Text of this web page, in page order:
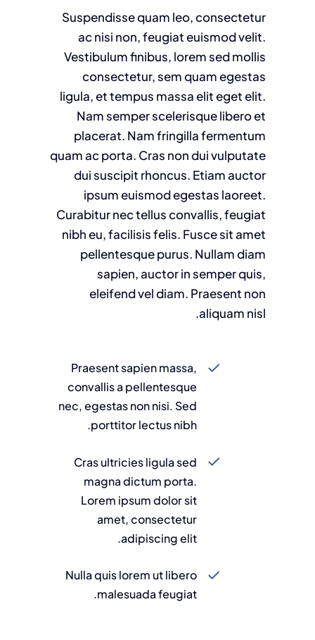
Suspendisse quam leo, consectetur
ac nisi non, feugiat euismod velit.
Vestibulum finibus, lorem sed mollis
consectetur, sem quam egestas
ligula, et tempus massa elit eget elit.
Nam semper scelerisque libero et
placerat. Nam fringilla fermentum
quam ac porta. Cras non dui vulputate
dui suscipit rhoncus. Etiam auctor
ipsum euismod egestas laoreet.
Curabitur nec tellus convallis, feugiat
nibh eu, facilisis felis. Fusce sit amet
pellentesque purus. Nullam diam
sapien, auctor in semper quis,
eleifend vel diam. Praesent non
aliquam nisl.
Praesent sapien massa,
convallis a pellentesque
nec, egestas non nisi. Sed
porttitor lectus nibh.
Cras ultricies ligula sed
magna dictum porta.
Lorem ipsum dolor sit
amet, consectetur
adipiscing elit.
Nulla quis lorem ut libero
malesuada feugiat.